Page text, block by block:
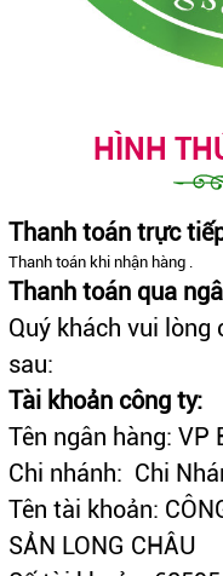
HÌNH
Thanh toán trực
Thanh toán khi nhận hàng .
Thanh toán qua
Quý khách vui lòng
sau:
Tài khoản công ty:
Tên ngân hàng: VP
Chi nhánh: Chi
Tên tài khoản:
SẢN LONG CHÂU